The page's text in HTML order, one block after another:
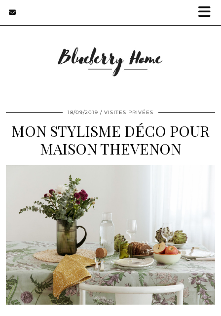
18/09/2019 VISITES PRIVÉES
MON STYLISME DÉCO POUR
MAISON THEVENON